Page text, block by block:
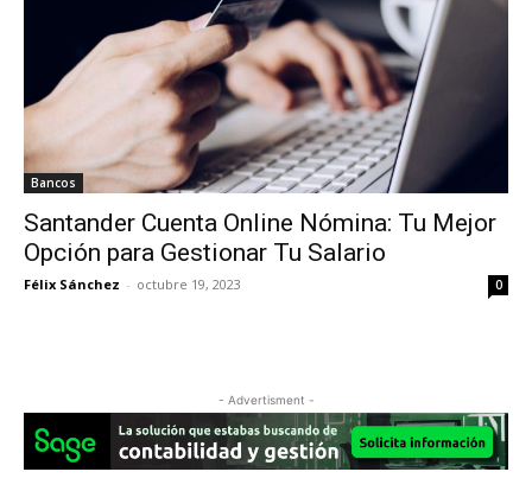
Bancos
Santander Cuenta Online Nómina: Tu Mejor
Opción para Gestionar Tu Salario
Félix Sánchez - octubre 19, 2023 0
- Advertisment -